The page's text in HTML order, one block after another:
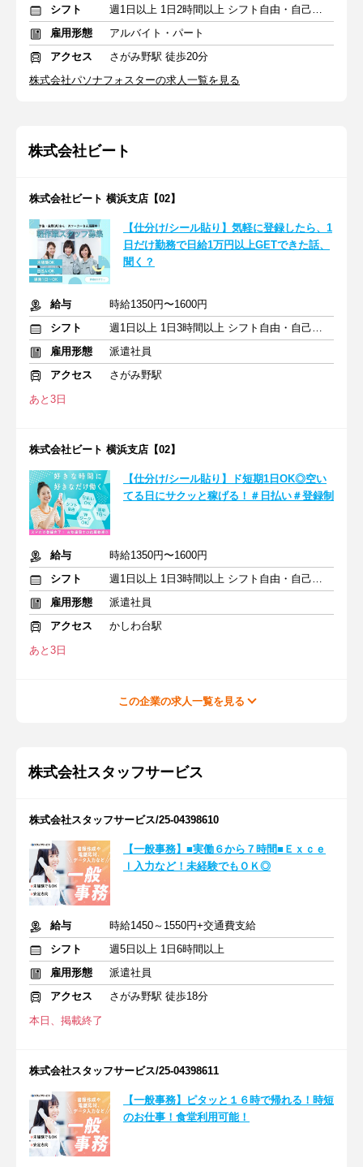
シフト
週1日以上 1日2時間以上 シフト自由・自己申告
雇用形態
アルバイト・パート
アクセス
さがみ野駅 徒歩20分
株式会社パソナフォスターの求人一覧を見る
株式会社ビート
株式会社ビート 横浜支店【02】
【仕分け/シール貼り】気軽に登録したら、1
日だけ勤務で日給1万円以上GETできた話、
聞く？
給与
時給1350円〜1600円
シフト
週1日以上 1日3時間以上 シフト自由・自己申告
雇用形態
派遣社員
アクセス
さがみ野駅
あと3日
株式会社ビート 横浜支店【02】
【仕分け/シール貼り】ド短期1日OK◎空い
てる日にサクッと稼げる！＃日払い＃登録制
給与
時給1350円〜1600円
シフト
週1日以上 1日3時間以上 シフト自由・自己申告
雇用形態
派遣社員
アクセス
かしわ台駅
あと3日
この企業の求人一覧を見る
株式会社スタッフサービス
株式会社スタッフサービス/25-04398610
【一般事務】■実働６から７時間■Ｅｘｃｅ
ｌ入力など！未経験でもＯＫ◎
給与
時給1450～1550円+交通費支給
シフト
週5日以上 1日6時間以上
雇用形態
派遣社員
アクセス
さがみ野駅 徒歩18分
本日、掲載終了
株式会社スタッフサービス/25-04398611
【一般事務】ピタッと１６時で帰れる！時短
のお仕事！食堂利用可能！